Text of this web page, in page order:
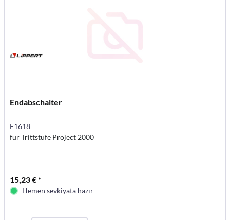
Endabschalter
E1618
für Trittstufe Project 2000
15,23 € *
Hemen sevkiyata hazır